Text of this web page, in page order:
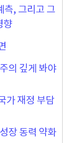
측, 그리고 그
향
의 깊게 봐야
가 재정 부담
장 동력 약화